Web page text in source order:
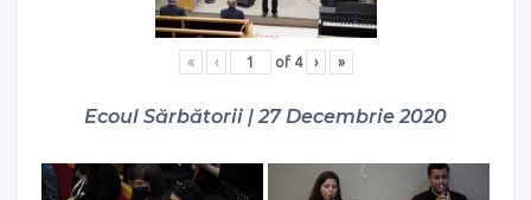
« ‹ of 4 › »
Ecoul Sărbătorii | 27 Decembrie 2020